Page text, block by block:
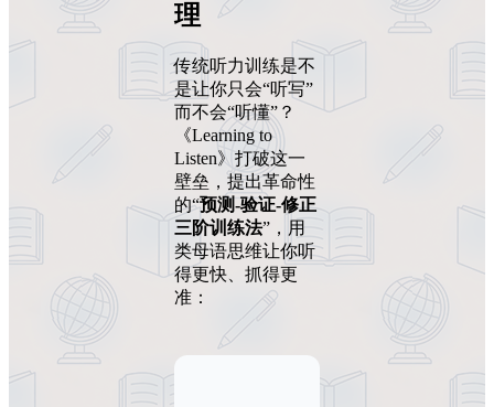
理
传统听力训练是不
是让你只会“听写”
而不会“听懂”？
《Learning to
Listen》打破这一
壁垒，提出革命性
的“预测-验证-修正
三阶训练法”，用
类母语思维让你听
得更快、抓得更
准：